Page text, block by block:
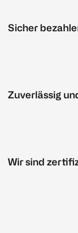
Sicher
Zuverlässig
Wir sind